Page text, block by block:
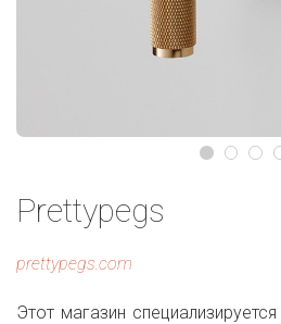
Prettypegs
prettypegs.com
Этот магазин